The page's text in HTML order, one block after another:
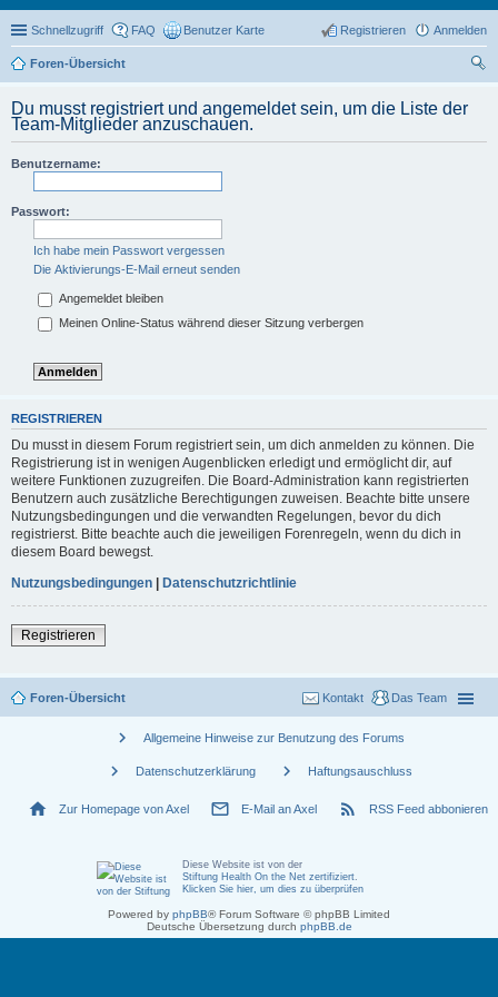
Schnellzugriff FAQ Benutzer Karte Anmelden
Registrieren
Foren-Übersicht
Du musst registriert und angemeldet sein, um die Liste der
Team-Mitglieder anzuschauen.
Benutzername:
Passwort:
Ich habe mein Passwort vergessen
Die Aktivierungs-E-Mail erneut senden
Angemeldet bleiben
Meinen Online-Status während dieser Sitzung verbergen
REGISTRIEREN
Du musst in diesem Forum registriert sein, um dich anmelden zu können. Die
Registrierung ist in wenigen Augenblicken erledigt und ermöglicht dir, auf
weitere Funktionen zuzugreifen. Die Board-Administration kann registrierten
Benutzern auch zusätzliche Berechtigungen zuweisen. Beachte bitte unsere
Nutzungsbedingungen und die verwandten Regelungen, bevor du dich
registrierst. Bitte beachte auch die jeweiligen Forenregeln, wenn du dich in
diesem Board bewegst.
Nutzungsbedingungen | Datenschutzrichtlinie
Registrieren
Foren-Übersicht Das Team
Kontakt
chevron_right Allgemeine Hinweise zur Benutzung des Forums
chevron_right Datenschutzerklärung chevron_right Haftungsauschluss
home Zur Homepage von Axel mail_outline E-Mail an Axel rss_feed RSS Feed abbonieren
Diese Website ist von der
Stiftung Health On the Net zertifiziert
Klicken Sie hier, um dies zu überprüfen
Powered by phpBB® Forum Software © phpBB Limited
Deutsche Übersetzung durch phpBB.de